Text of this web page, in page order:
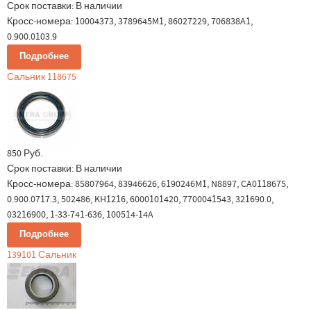
Срок поставки: В наличии
Кросс-номера: 10004373, 3789645M1, 86027229, 706838A1,
0.900.0103.9
Подробнее
Сальник 118675
850 Руб.
Срок поставки: В наличии
Кросс-номера: 85807964, 83946626, 6190246M1, N8897, CA0118675,
0.900.0717.3, 502486, KH1216, 6000101420, 7700041543, 321690.0,
03216900, 1-33-741-636, 100514-14A
Подробнее
139101 Сальник